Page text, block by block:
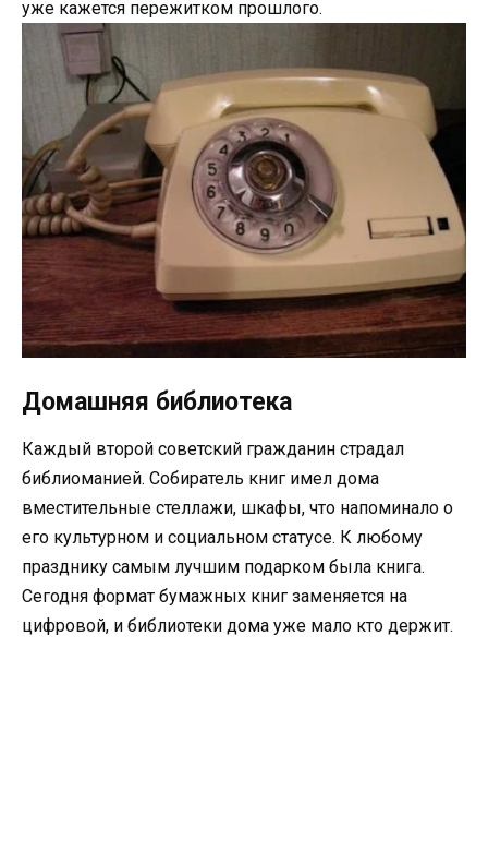
уже кажется пережитком прошлого.
Домашняя библиотека
Каждый второй советский гражданин страдал
библиоманией. Собиратель книг имел дома
вместительные стеллажи, шкафы, что напоминало о
его культурном и социальном статусе. К любому
празднику самым лучшим подарком была книга.
Сегодня формат бумажных книг заменяется на
цифровой, и библиотеки дома уже мало кто держит.